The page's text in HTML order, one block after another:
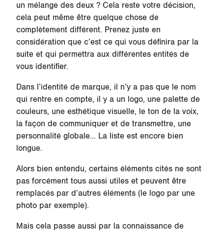
un mélange des deux ? Cela reste votre décision,
cela peut même être quelque chose de
complètement différent. Prenez juste en
considération que c’est ce qui vous définira par la
suite et qui permettra aux différentes entités de
vous identifier.
Dans l’identité de marque, il n’y a pas que le nom
qui rentre en compte, il y a un logo, une palette de
couleurs, une esthétique visuelle, le ton de la voix,
la façon de communiquer et de transmettre, une
personnalité globale... La liste est encore bien
longue.
Alors bien entendu, certains éléments cités ne sont
pas forcément tous aussi utiles et peuvent être
remplacés par d’autres éléments (le logo par une
photo par exemple).
Mais cela passe aussi par la connaissance de